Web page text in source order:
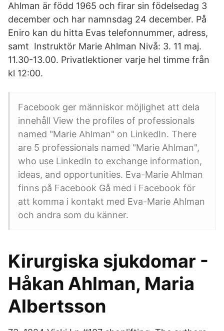
Ahlman är född 1965 och firar sin födelsedag 3
december och har namnsdag 24 december. På
Eniro kan du hitta Evas telefonnummer, adress,
samt Instruktör Marie Ahlman Nivå: 3. 11 maj.
11.30-13.00. Privatlektioner varje hel timme från
kl 12:00.
Facebook ger människor möjlighet att dela
innehåll View the profiles of professionals
named "Marie Ahlman" on LinkedIn. There
are 5 professionals named "Marie Ahlman",
who use LinkedIn to exchange information,
ideas, and opportunities. Eva-Marie Ahlman
finns på Facebook Gå med i Facebook för
att komma i kontakt med Eva-Marie Ahlman
och andra som du känner.
Kirurgiska sjukdomar -
Håkan Ahlman, Maria
Albertsson